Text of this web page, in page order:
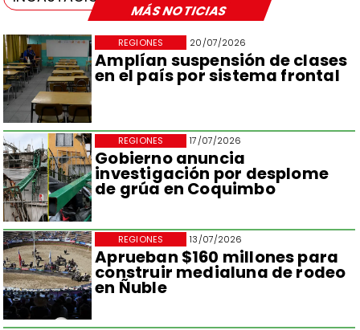
MÁS NOTICIAS
20/07/2026
Amplían suspensión de clases
en el país por sistema frontal
REGIONES
17/07/2026
Gobierno anuncia
investigación por desplome
de grúa en Coquimbo
REGIONES
13/07/2026
Aprueban $160 millones para
construir medialuna de rodeo
en Ñuble
REGIONES